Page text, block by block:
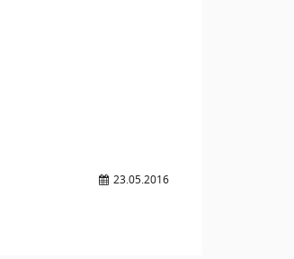
23.05.2016